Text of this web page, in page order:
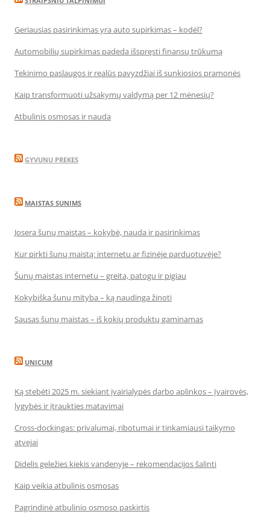
Geriausias pasirinkimas yra auto supirkimas – kodėl?
Automobilių supirkimas padeda išspręsti finansų trūkumą
Tekinimo paslaugos ir realūs pavyzdžiai iš sunkiosios pramonės
Kaip transformuoti užsakymų valdymą per 12 mėnesių?
Atbulinis osmosas ir nauda
GYVUNU PREKES
MAISTAS SUNIMS
Josera šunų maistas – kokybė, nauda ir pasirinkimas
Kur pirkti šunų maistą: internetu ar fizinėje parduotuvėje?
Šunų maistas internetu – greita, patogu ir pigiau
Kokybiška šunų mityba – ką naudinga žinoti
Sausas šunų maistas – iš kokių produktų gaminamas
UNICUM
Ką stebėti 2025 m. siekiant įvairialypės darbo aplinkos – Įvairovės,
lygybės ir įtraukties matavimai
Cross-dockingas: privalumai, ribotumai ir tinkamiausi taikymo
atvejai
Didelis geležies kiekis vandenyje – rekomendacijos šalinti
Kaip veikia atbulinis osmosas
Pagrindinė atbulinio osmoso paskirtis